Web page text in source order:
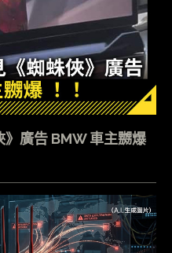
廣告 BMW 車主嬲爆